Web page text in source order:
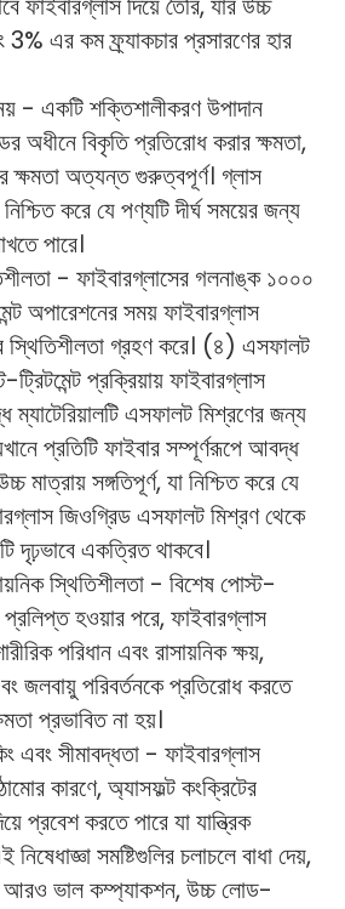
3% এর কম ফ্র্যাকচার প্রসারণের হার
- একটি শক্তিশালীকরণ উপাদান
অধীনে বিকৃতি প্রতিরোধ করার ক্ষমতা,
ক্ষমতা অত্যন্ত গুরুত্বপূর্ণ। গ্লাস
করে যে পণ্যটি দীর্ঘ সময়ের জন্য
পারে।
- ফাইবারগ্লাসের গলনাঙ্ক ১০০০
অপারেশনের সময় ফাইবারগ্লাস
স্থিতিশীলতা গ্রহণ করে। (৪) এসফালট
প্রক্রিয়ায় ফাইবারগ্লাস
এসফালট মিশ্রণের জন্য
প্রতিটি ফাইবার সম্পূর্ণরূপে আবদ্ধ
মাত্রায় সঙ্গতিপূর্ণ, যা নিশ্চিত করে যে
জিওগ্রিড এসফালট মিশ্রণ থেকে
দৃঢ়ভাবে একত্রিত থাকবে।
স্থিতিশীলতা - বিশেষ পোস্ট-
প্রলিপ্ত হওয়ার পরে, ফাইবারগ্লাস
পরিধান এবং রাসায়নিক ক্ষয়,
জলবায়ু পরিবর্তনকে প্রতিরোধ করতে
প্রভাবিত না হয়।
এবং সীমাবদ্ধতা - ফাইবারগ্লাস
কারণে, অ্যাসফল্ট কংক্রিটের
প্রবেশ করতে পারে যা যান্ত্রিক
সমষ্টিগুলির চলাচলে বাধা দেয়,
আরও ভাল কম্প্যাকশন, উচ্চ লোড-